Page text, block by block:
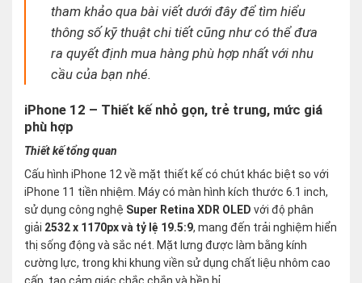
tham khảo qua bài viết dưới đây để tìm hiểu
thông số kỹ thuật chi tiết cũng như có thể đưa
ra quyết định mua hàng phù hợp nhất với nhu
cầu của bạn nhé.
iPhone 12 – Thiết kế nhỏ gọn, trẻ trung, mức giá
phù hợp
Thiết kế tổng quan
Cấu hình iPhone 12 về mặt thiết kế có chút khác biệt so với
iPhone 11 tiền nhiệm. Máy có màn hình kích thước 6.1 inch,
sử dụng công nghệ Super Retina XDR OLED với độ phân
giải 2532 x 1170px và tỷ lệ 19.5:9, mang đến trải nghiệm hiển
thị sống động và sắc nét. Mặt lưng được làm bằng kính
cường lực, trong khi khung viền sử dụng chất liệu nhôm cao